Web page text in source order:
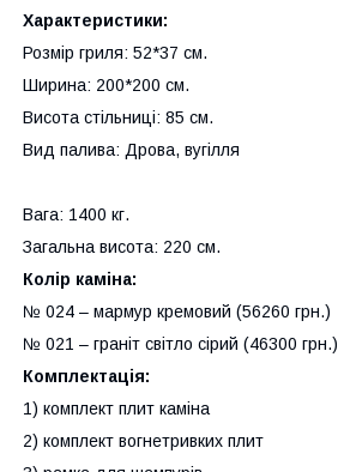
Характеристики:
Розмір гриля: 52*37 см.
Ширина: 200*200 см.
Висота стільниці: 85 см.
Вид палива: Дрова, вугілля
Вага: 1400 кг.
Загальна висота: 220 см.
Колір каміна:
№ 024 – мармур кремовий (56260 грн.)
№ 021 – граніт світло сірий (46300 грн.)
Комплектація:
1) комплект плит каміна
2) комплект вогнетривких плит